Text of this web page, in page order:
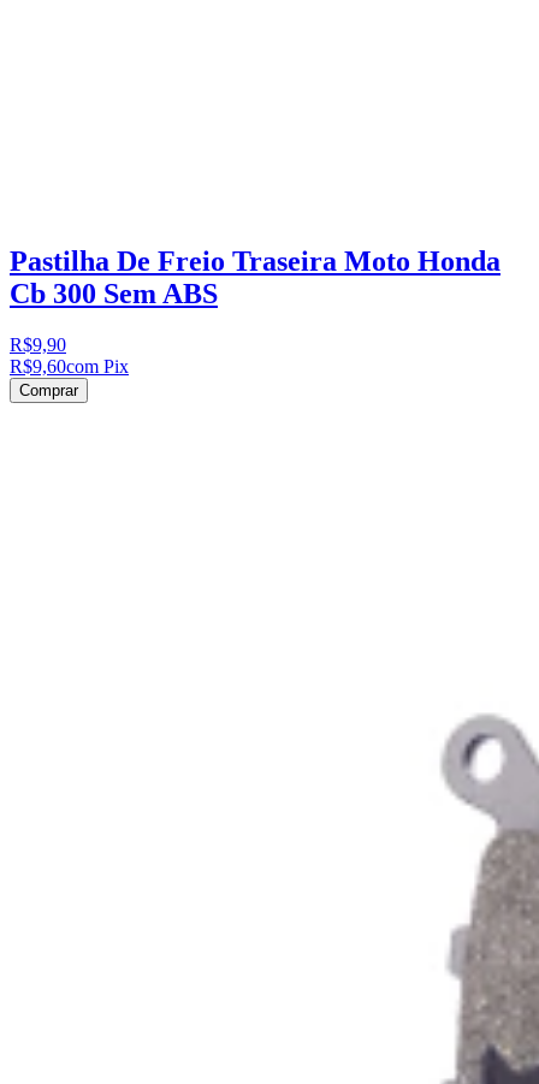
Pastilha De Freio Traseira Moto Honda
Cb 300 Sem ABS
R$9,90
R$9,60com Pix
Comprar